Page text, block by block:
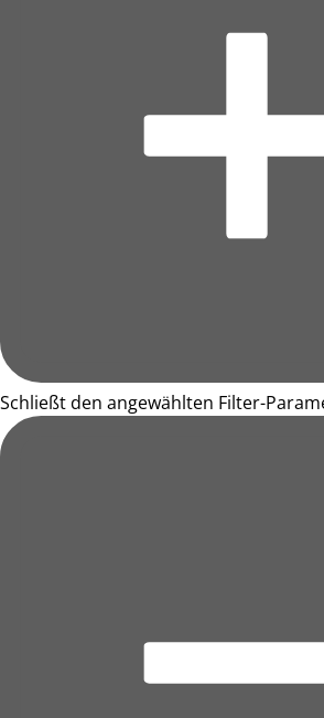
Schließt den angewählten Filter-